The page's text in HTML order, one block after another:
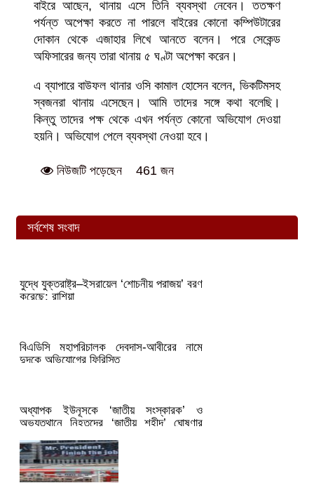
বাইরে আছেন, থানায় এসে তিনি ব্যবস্থা নেবেন। ততক্ষণ
পর্যন্ত অপেক্ষা করতে না পারলে বাইরের কোনো কম্পিউটারের
দোকান থেকে এজাহার লিখে আনতে বলেন। পরে সেকেন্ড
অফিসারের জন্য তারা থানায় ৫ ঘণ্টা অপেক্ষা করেন।
এ ব্যাপারে বাউফল থানার ওসি কামাল হোসেন বলেন, ভিকটিমসহ
স্বজনরা থানায় এসেছেন। আমি তাদের সঙ্গে কথা বলেছি।
কিন্তু তাদের পক্ষ থেকে এখন পর্যন্ত কোনো অভিযোগ দেওয়া
হয়নি। অভিযোগ পেলে ব্যবস্থা নেওয়া হবে।
নিউজটি পড়েছেন 461 জন
সর্বশেষ সংবাদ
যুদ্ধে যুক্তরাষ্ট্র–ইসরায়েল ‘শোচনীয় পরাজয়’ বরণ
করেছে: রাশিয়া
বিএডিসি মহাপরিচালক দেবদাস-আবীরের নামে
দুদকে অভিযোগের ফিরিস্তি
অধ্যাপক ইউনূসকে ‘জাতীয় সংস্কারক’ ও
অভ্যুত্থানে নিহতদের ‘জাতীয় শহীদ’ ঘোষণার